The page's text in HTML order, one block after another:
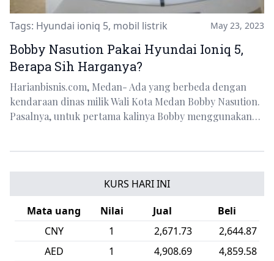
Tags: Hyundai ioniq 5, mobil listrik May 23, 2023
Bobby Nasution Pakai Hyundai Ioniq 5,
Berapa Sih Harganya?
Harianbisnis.com, Medan- Ada yang berbeda dengan
kendaraan dinas milik Wali Kota Medan Bobby Nasution.
Pasalnya, untuk pertama kalinya Bobby menggunakan…
KURS HARI INI
Mata uang
Nilai Jual
Beli
CNY
1 2,671.73
2,644.87
AED
1 4,908.69
4,859.58